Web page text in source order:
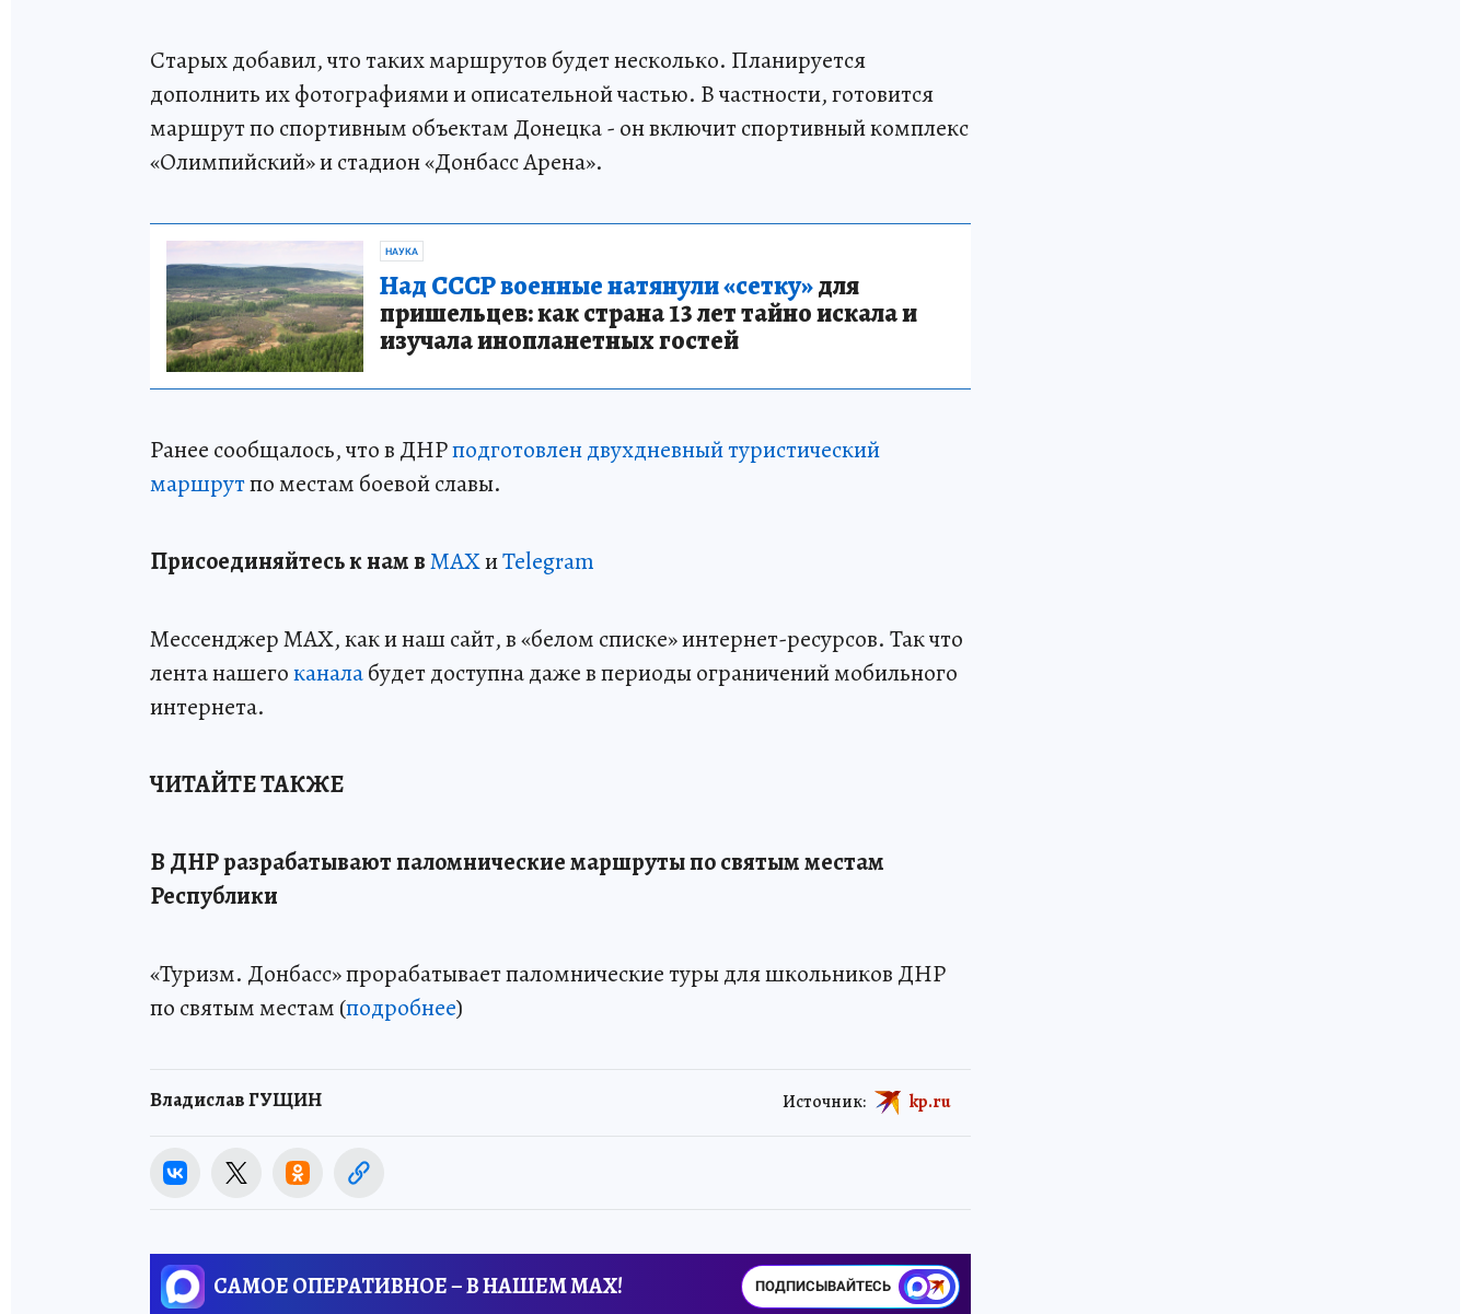
Старых добавил, что таких маршрутов будет несколько. Планируется
дополнить их фотографиями и описательной частью. В частности, готовится
маршрут по спортивным объектам Донецка - он включит спортивный комплекс
«Олимпийский» и стадион «Донбасс Арена».
НАУКА
Над СССР военные натянули «сетку»для
пришельцев: как страна 13 лет тайно искала и
изучала инопланетных гостей
Ранее сообщалось, что в ДНРподготовлен двухдневный туристический
маршрутпо местам боевой славы.
Присоединяйтесь к нам вMAXиTelegram
Мессенджер MAX, как и наш сайт, в «белом списке» интернет-ресурсов. Так что
лента нашегоканалабудет доступна даже в периоды ограничений мобильного
интернета.
ЧИТАЙТЕ ТАКЖЕ
В ДНР разрабатывают паломнические маршруты по святым местам
Республики
«Туризм. Донбасс» прорабатывает паломнические туры для школьников ДНР
по святым местам (подробнее)
Владислав ГУЩИН Источник: kp.ru
САМОЕ ОПЕРАТИВНОЕ – В НАШЕМ MAX! ПОДПИСЫВАЙТЕСЬ